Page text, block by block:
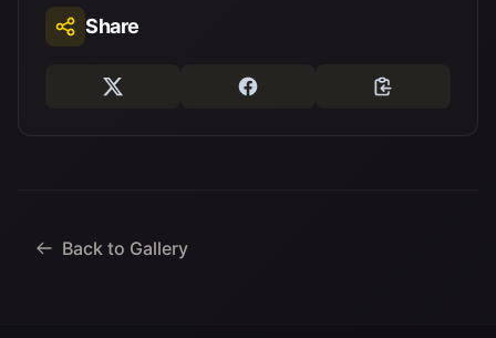
Share
Back to Gallery